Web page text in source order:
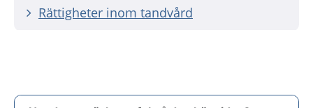
Rättigheter inom tandvård